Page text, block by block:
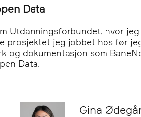
Data
Utdanningsforbundet, hvor
prosjektet jeg jobbet hos før
og dokumentasjon som
Data.
Gina